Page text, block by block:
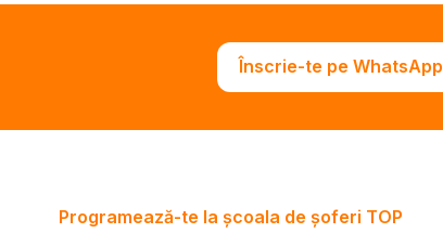
Înscrie-te pe WhatsApp
Programează-te la școala de șoferi TOP